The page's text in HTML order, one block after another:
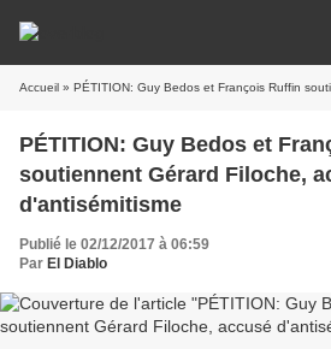
Accueil » PÉTITION: Guy Bedos et François Ruffin soutiennent
PÉTITION: Guy Bedos et
soutiennent Gérard Filoche,
d'antisémitisme
Publié le 02/12/2017 à 06:59
Par El Diablo